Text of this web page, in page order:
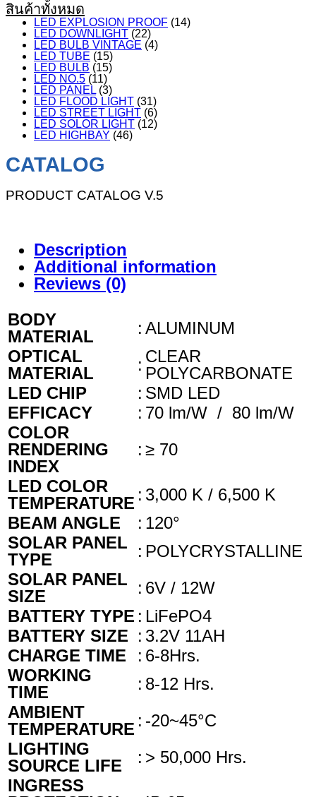
สินค้าทั้งหมด
LED EXPLOSION PROOF (14)
LED DOWNLIGHT (22)
LED BULB VINTAGE (4)
LED TUBE (15)
LED BULB (15)
LED NO.5 (11)
LED PANEL (3)
LED FLOOD LIGHT (31)
LED STREET LIGHT (6)
LED SOLOR LIGHT (12)
LED HIGHBAY (46)
CATALOG
PRODUCT CATALOG V.5
Description
Additional information
Reviews (0)
BODY
MATERIAL
: ALUMINUM
OPTICAL
MATERIAL
: CLEAR
POLYCARBONATE
LED CHIP
: SMD LED
EFFICACY
: 70 lm/W / 80 lm/W
COLOR
RENDERING
INDEX
: ≥ 70
LED COLOR
TEMPERATURE : 3,000 K / 6,500 K
BEAM ANGLE
: 120°
SOLAR PANEL
TYPE
: POLYCRYSTALLINE
SOLAR PANEL
SIZE
: 6V / 12W
BATTERY TYPE : LiFePO4
BATTERY SIZE : 3.2V 11AH
CHARGE TIME
: 6-8Hrs.
WORKING
TIME
: 8-12 Hrs.
AMBIENT
TEMPERATURE : -20~45°C
LIGHTING
SOURCE LIFE
: > 50,000 Hrs.
INGRESS